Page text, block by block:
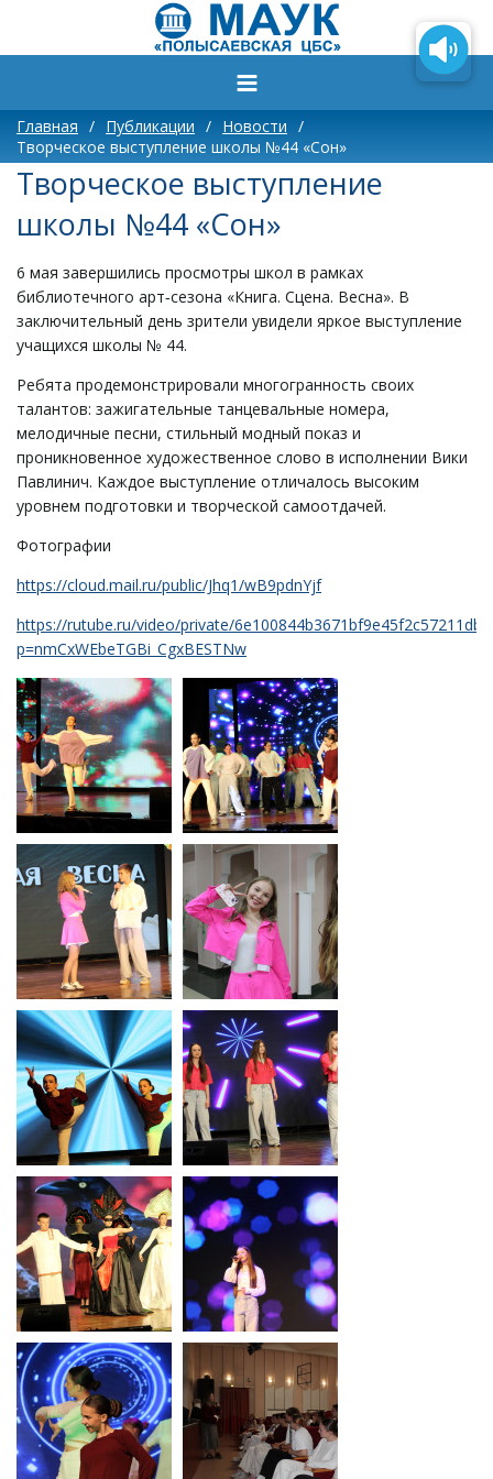
Главная / Публикации / Новости /
Творческое выступление школы №44 «Сон»
Творческое выступление
школы №44 «Сон»
6 мая завершились просмотры школ в рамках
библиотечного арт‑сезона «Книга. Сцена. Весна». В
заключительный день зрители увидели яркое выступление
учащихся школы № 44.
Ребята продемонстрировали многогранность своих
талантов: зажигательные танцевальные номера,
мелодичные песни, стильный модный показ и
проникновенное художественное слово в исполнении Вики
Павлинич. Каждое выступление отличалось высоким
уровнем подготовки и творческой самоотдачей.
Фотографии
https://cloud.mail.ru/public/Jhq1/wB9pdnYjf
https://rutube.ru/video/private/
p=nmCxWEbeTGBi_CgxBESTNw